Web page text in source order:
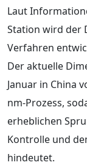
Laut
Station wird der
Verfahren
Der aktuelle
Januar in China
nm-Prozess,
erheblichen
Kontrolle und
hindeutet.